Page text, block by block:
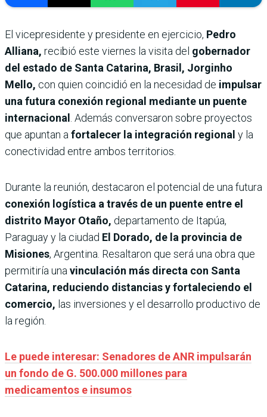
El vicepresidente y presidente en ejercicio, Pedro
Alliana, recibió este viernes la visita del gobernador
del estado de Santa Catarina, Brasil, Jorginho
Mello, con quien coincidió en la necesidad de impulsar
una futura conexión regional mediante un puente
internacional . Además conversaron sobre proyectos
que apuntan afortalecer la integración regional y la
conectividad entre ambos territorios.
Durante la reunión, destacaron el potencial de una futura
conexión logística a través de un puente entre el
distrito Mayor Otaño, departamento de Itapúa,
Paraguay y la ciudad El Dorado, de la provincia de
Misiones, Argentina. Resaltaron que será una obra que
permitiría unavinculación más directa con Santa
Catarina, reduciendo distancias y fortaleciendo el
comercio, las inversiones y el desarrollo productivo de
la región.
Le puede interesar: Senadores de ANR impulsarán
un fondo de G. 500.000 millones para
medicamentos e insumos